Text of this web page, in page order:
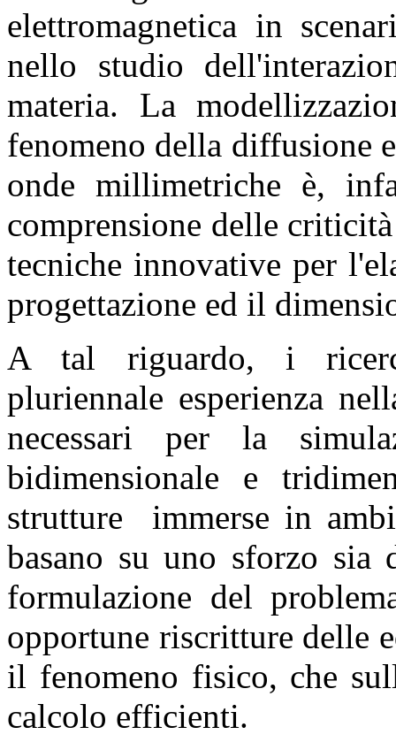
elettromagnetica in
nello studio
materia. La
fenomeno della diffusione
onde millimetriche è,
comprensione delle
tecniche innovative per
progettazione ed il
A tal riguardo, i
pluriennale esperienza
necessari per la
bidimensionale e
strutture immerse in
basano su uno sforzo
formulazione del
opportune riscritture delle
il fenomeno fisico, che
calcolo efficienti.